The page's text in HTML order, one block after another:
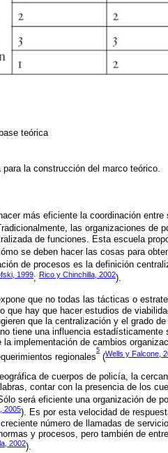
teórica
la construcción del marco teórico.
más eficiente la coordinación
las organizaciones de
de funciones. Esta escuela
se deben hacer las cosas para
de procesos es la definición
1999; Rico y Chinchilla, 2002).
que no todas las tácticas o
hay que hacer estudios de
que la centralización y el grado
tiene una influencia
implementación de cambios
regionales
5
(Wells y Falcone,
de cuerpos de policía, la
contar con la presencia de los
será eficiente una organización de
2005). Es por esta velocidad de
número de llamadas de
y procesos, pero también de
2002).